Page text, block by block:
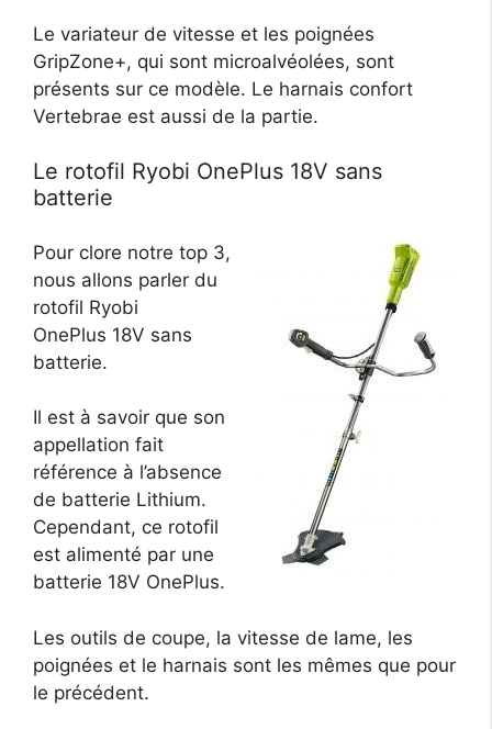
Le variateur de vitesse et les poignées
GripZone+, qui sont microalvéolées, sont
présents sur ce modèle. Le harnais confort
Vertebrae est aussi de la partie.
Le rotofil Ryobi OnePlus 18V sans
batterie
Pour clore notre top 3,
nous allons parler du
rotofil Ryobi
OnePlus 18V sans
batterie.
Il est à savoir que son
appellation fait
référence à l’absence
de batterie Lithium.
Cependant, ce rotofil
est alimenté par une
batterie 18V OnePlus.
Les outils de coupe, la vitesse de lame, les
poignées et le harnais sont les mêmes que pour
le précédent.